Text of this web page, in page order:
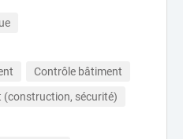
Contrôle bâtiment
(construction, sécurité)